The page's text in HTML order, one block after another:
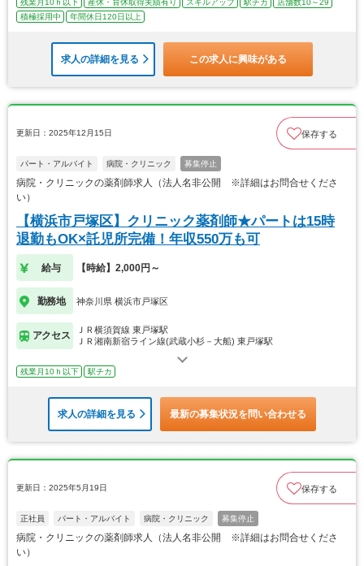
残業月10ｈ以下
産休・育休取得実績有り スキルアップ 駅チカ
店舗数10～29
積極採用中
年間休日120日以上
求人の詳細を見る この求人に興味がある
更新日：2025年12月15日 保存する
パート・アルバイト 病院・クリニック 募集停止
病院・クリニックの薬剤師求人（法人名非公開 ※詳細はお問合せくださ
い）
【横浜市戸塚区】クリニック薬剤師★パートは15時
退勤もOK×託児所完備！年収550万も可
給与 【時給】2,000円～
勤務地 神奈川県 横浜市戸塚区
アクセス
ＪＲ横須賀線 東戸塚駅
ＪＲ湘南新宿ライン線(武蔵小杉－大船) 東戸塚駅
残業月10ｈ以下 駅チカ
求人の詳細を見る 最新の募集状況を問い合わせる
更新日：2025年5月19日 保存する
正社員 パート・アルバイト 病院・クリニック 募集停止
病院・クリニックの薬剤師求人（法人名非公開 ※詳細はお問合せくださ
い）